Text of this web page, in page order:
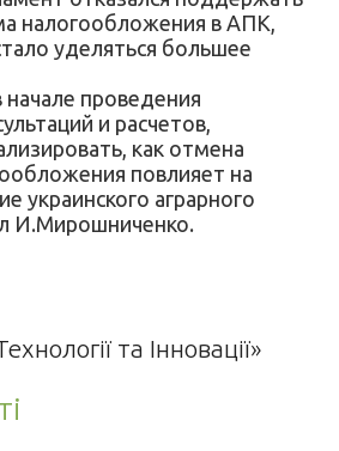
налогообложения в АПК,
уделяться большее
проведения
и расчетов,
как отмена
повлияет на
украинского аграрного
И.Мирошниченко.
та Інновації»